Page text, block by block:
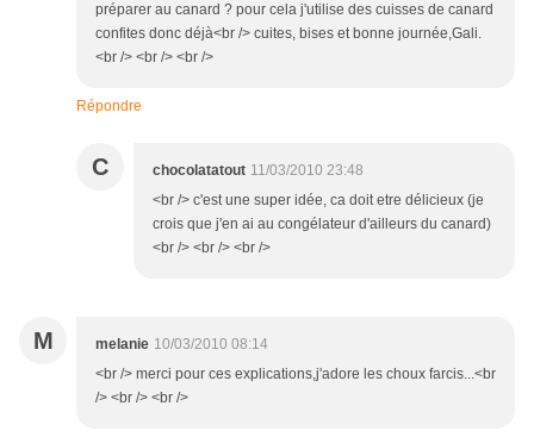
préparer au canard ? pour cela j'utilise des cuisses de canard
confites donc déjà<br /> cuites, bises et bonne journée,Gali.
<br /> <br /> <br />
Répondre
C chocolatatout 11/03/2010 23:48
<br /> c'est une super idée, ca doit etre délicieux (je
crois que j'en ai au congélateur d'ailleurs du canard)
<br /> <br /> <br />
M melanie 10/03/2010 08:14
<br /> merci pour ces explications,j'adore les choux farcis...<br
/> <br /> <br />